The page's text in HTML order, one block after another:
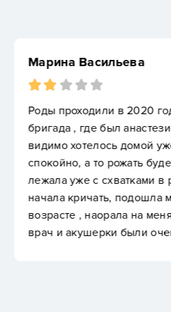
в пересменку.7:50
маленький худой врач
Хамско нагрубил сказал «
без эпидуралки»
родовой, пришлось терпеть.
медсестра которая
, что б я заткнулась. И все
достойные , спасибо